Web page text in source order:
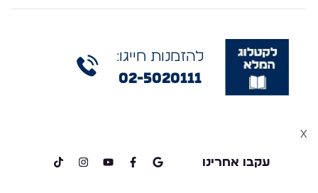
להזמנות חייגו:
02-5020111
עקבו אחרינו
x